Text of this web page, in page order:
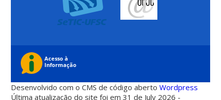
Desenvolvido com o CMS de código abertoWordpress
Última atualização do site foi em 31 de July 2026 -